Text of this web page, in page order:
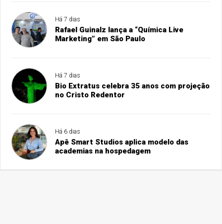
Há 7 dias
Rafael Guinalz lança a “Química Live
Marketing” em São Paulo
Há 7 dias
Bio Extratus celebra 35 anos com projeção
no Cristo Redentor
Há 6 dias
Apê Smart Studios aplica modelo das
academias na hospedagem